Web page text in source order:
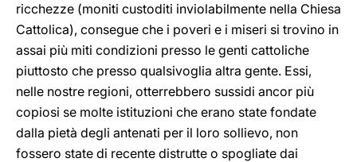
ricchezze (moniti custoditi inviolabilmente nella Chiesa
Cattolica), consegue che i poveri e i miseri si trovino in
assai più miti condizioni presso le genti cattoliche
piuttosto che presso qualsivoglia altra gente. Essi,
nelle nostre regioni, otterrebbero sussidi ancor più
copiosi se molte istituzioni che erano state fondate
dalla pietà degli antenati per il loro sollievo, non
fossero state di recente distrutte o spogliate dai